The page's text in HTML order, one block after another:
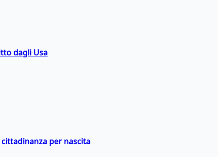
dagli Usa
per nascita